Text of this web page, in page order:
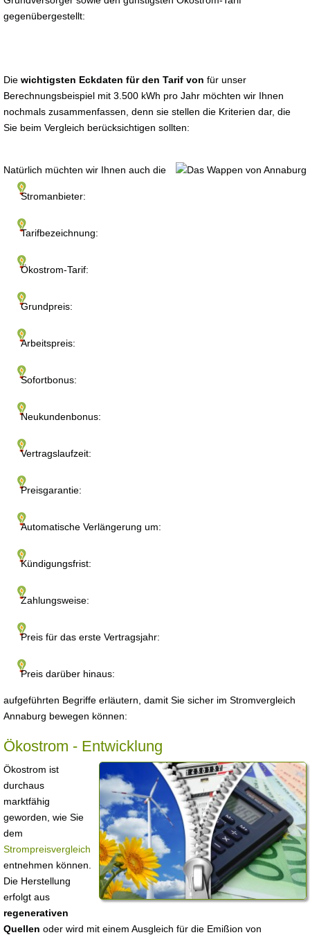
gegenübergestellt:
Die wichtigsten Eckdaten für den Tarif von für unser
Berechnungsbeispiel mit 3.500 kWh pro Jahr möchten wir Ihnen
nochmals zusammenfassen, denn sie stellen die Kriterien dar, die
Sie beim Vergleich berücksichtigen sollten:
Stromanbieter:
Tarifbezeichnung:
Ökostrom-Tarif:
Grundpreis:
Arbeitspreis:
Sofortbonus:
Neukundenbonus:
Vertragslaufzeit:
Preisgarantie:
Automatische Verlängerung um:
Kündigungsfrist:
Zahlungsweise:
Preis für das erste Vertragsjahr:
Preis darüber hinaus:
Natürlich müchten wir Ihnen auch die
aufgeführten Begriffe erläutern, damit Sie sicher im Stromvergleich
Annaburg bewegen können:
Ökostrom - Entwicklung
Ökostrom ist
durchaus
marktfähig
geworden, wie Sie
dem
Strompreisvergleich
entnehmen können.
Die Herstellung
erfolgt aus
regenerativen
Quellen oder wird mit einem Ausgleich für die Emißion von